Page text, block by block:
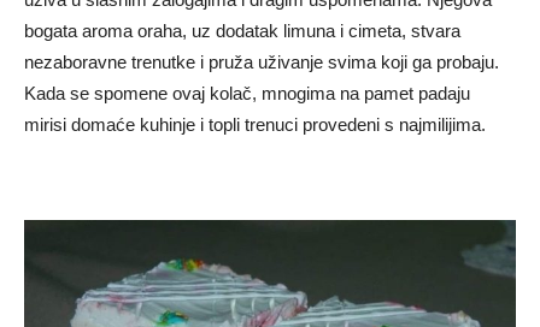
bogata aroma oraha, uz dodatak limuna i cimeta, stvara
nezaboravne trenutke i pruža uživanje svima koji ga probaju.
Kada se spomene ovaj kolač, mnogima na pamet padaju
mirisi domaće kuhinje i topli trenuci provedeni s najmilijima.